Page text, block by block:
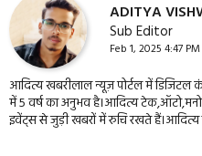
ADITYA
Sub Editor
Feb 1, 2025 4:47
आदित्य खबरीलाल न्यूज़ पोर्टल में डिजिटल
में 5 वर्ष का अनुभव है।आदित्य
इवेंट्स से जुड़ी खबरों में रुचि रखते